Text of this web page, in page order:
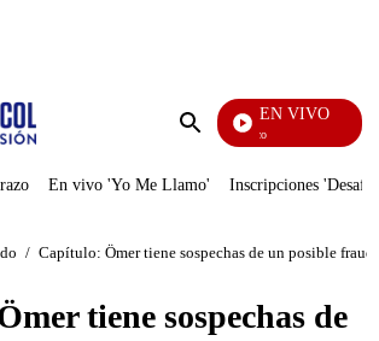
Enviar
EN VIVO
Rafael Orozco
En vivo 'Yo Me Llamo' Inscripciones
/ Capítulo: Ömer tiene sospechas de un posible
tiene sospechas de